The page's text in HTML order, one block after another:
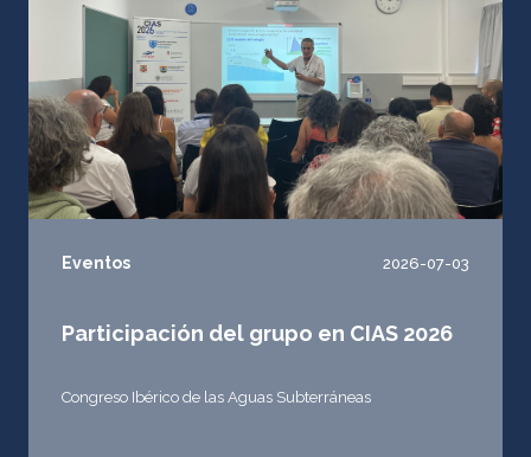
Eventos 2026-07-03
Participación del grupo en CIAS 2026
Congreso Ibérico de las Aguas Subterráneas